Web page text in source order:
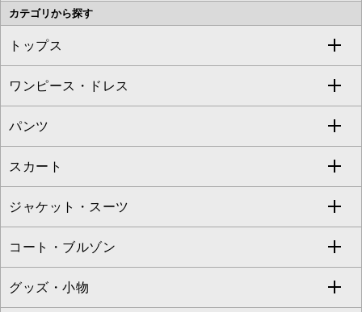
OFUON le MK
MK MICHEL KLEIN HOMME
MK MICHEL KLEIN BAG
カテゴリから探す
トップス
すべてのトップス
カットソー・Tシャツ
ブラウス・シャツ
ニット・セーター
カーディガン
アンサンブルセット
ワンピース・ドレス
すべてのワンピース・ドレス
ワンピース
ドレス
チュニック
ジャンパースカート
パンツ
すべてのパンツ
フルレングスパンツ
クロップド・半端丈パンツ
ガウチョ・ワイドパンツ
スカート
すべてのスカート
ロング・マキシ丈スカート
ひざ丈スカート
ジャケット・スーツ
すべてのジャケット・スーツ
テーラードジャケット
コート・ブルゾン
すべてのコート・ブルゾン
グッズ・小物